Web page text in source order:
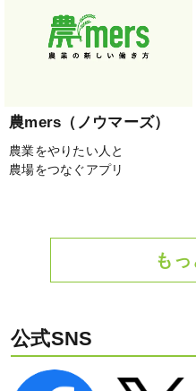
農mers（ノウマーズ）
農業をやりたい人と
農場をつなぐアプリ
もっ
公式SNS